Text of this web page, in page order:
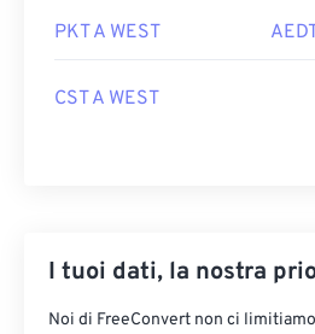
PKT A WEST
CST A WEST
I tuoi dati, la nostra
Noi di FreeConvert non ci